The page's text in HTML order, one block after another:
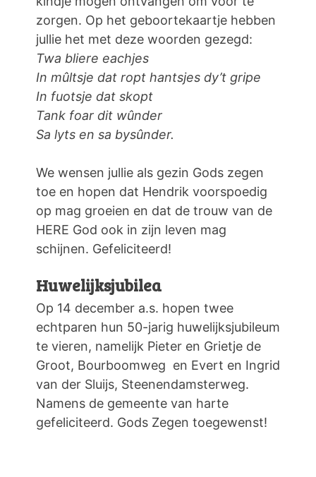
zorgen. Op het geboortekaartje hebben
jullie het met deze woorden gezegd:
Twa bliere eachjes
In mûltsje dat ropt hantsjes dy’t gripe
In fuotsje dat skopt
Tank foar dit wûnder
Sa lyts en sa bysûnder.
We wensen jullie als gezin Gods zegen
toe en hopen dat Hendrik voorspoedig
op mag groeien en dat de trouw van de
HERE God ook in zijn leven mag
schijnen. Gefeliciteerd!
Huwelijksjubilea
Op 14 december a.s. hopen twee
echtparen hun 50-jarig huwelijksjubileum
te vieren, namelijk Pieter en Grietje de
Groot, Bourboomweg en Evert en Ingrid
van der Sluijs, Steenendamsterweg.
Namens de gemeente van harte
gefeliciteerd. Gods Zegen toegewenst!